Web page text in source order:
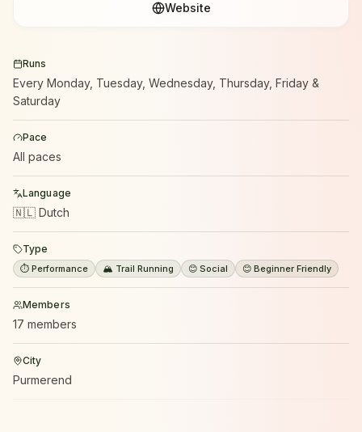
Website
Runs
Every Monday, Tuesday, Wednesday, Thursday, Friday &
Saturday
Pace
All paces
Language
🇳🇱 Dutch
Type
⏱️ Performance 🏔️ Trail Running 😊 Social 😊 Beginner Friendly
Members
17 members
City
Purmerend